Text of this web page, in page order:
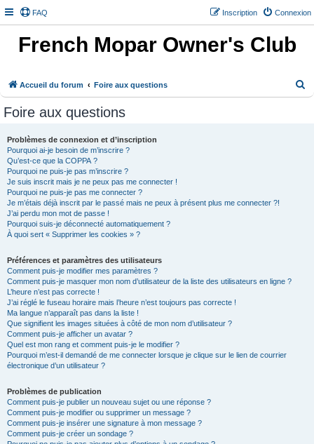
FAQ Connexion
Inscription
French Mopar Owner's Club
Accueil du forum Foire aux questions
Foire aux questions
Problèmes de connexion et d’inscription
Pourquoi ai-je besoin de m’inscrire ?
Qu’est-ce que la COPPA ?
Pourquoi ne puis-je pas m’inscrire ?
Je suis inscrit mais je ne peux pas me connecter !
Pourquoi ne puis-je pas me connecter ?
Je m’étais déjà inscrit par le passé mais ne peux à présent plus me connecter ?!
J’ai perdu mon mot de passe !
Pourquoi suis-je déconnecté automatiquement ?
À quoi sert « Supprimer les cookies » ?
Préférences et paramètres des utilisateurs
Comment puis-je modifier mes paramètres ?
Comment puis-je masquer mon nom d’utilisateur de la liste des utilisateurs en ligne ?
L’heure n’est pas correcte !
J’ai réglé le fuseau horaire mais l’heure n’est toujours pas correcte !
Ma langue n’apparaît pas dans la liste !
Que signifient les images situées à côté de mon nom d’utilisateur ?
Comment puis-je afficher un avatar ?
Quel est mon rang et comment puis-je le modifier ?
Pourquoi m’est-il demandé de me connecter lorsque je clique sur le lien de courrier
électronique d’un utilisateur ?
Problèmes de publication
Comment puis-je publier un nouveau sujet ou une réponse ?
Comment puis-je modifier ou supprimer un message ?
Comment puis-je insérer une signature à mon message ?
Comment puis-je créer un sondage ?